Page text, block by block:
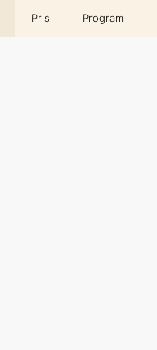
Pris Program